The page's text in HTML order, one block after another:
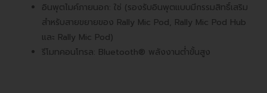
อินพุตไมค์ภายนอก: ใช่ (รองรับอินพุตแบบมีกรรมสิทธิ์เสริม
สำหรับสายขยายของ Rally Mic Pod, Rally Mic Pod Hub
และ Rally Mic Pod)
รีโมทคอนโทรล: Bluetooth® พลังงานต่ำขั้นสูง